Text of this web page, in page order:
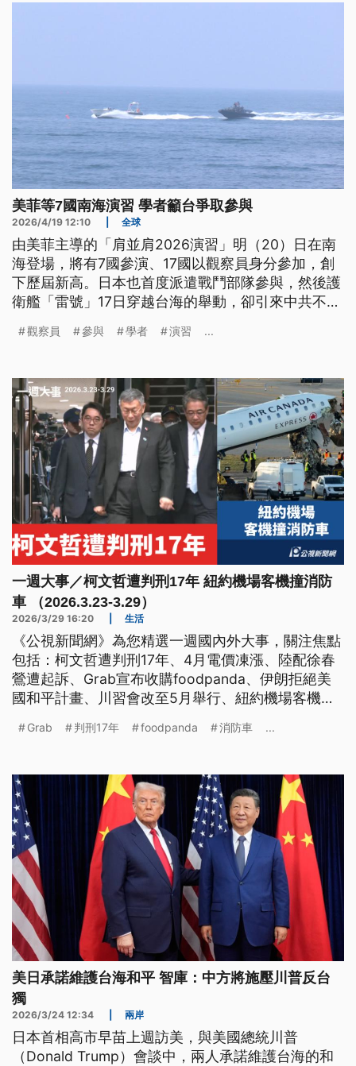
美菲等7國南海演習 學者籲台爭取參與
2026/4/19 12:10 全球
由美菲主導的「肩並肩2026演習」明（20）日在南
海登場，將有7國參演、17國以觀察員身分參加，創
下歷屆新高。日本也首度派遣戰鬥部隊參與，然後護
衛艦「雷號」17日穿越台海的舉動，卻引來中共不
肩聯合演習，展現各國反制中共在南海的軍事擴張，
觀察員 參與 學者 演習 ...
一週大事／柯文哲遭判刑17年 紐約機場客機撞消防
車 （2026.3.23-3.29）
2026/3/29 16:20 生活
《公視新聞網》為您精選一週國內外大事，關注焦點
包括：柯文哲遭判刑17年、4月電價凍漲、陸配徐春
鶯遭起訴、Grab宣布收購foodpanda、伊朗拒絕美
國和平計畫、川習會改至5月舉行、紐約機場客機與
Grab 判刑17年 foodpanda 消防車 ...
美日承諾維護台海和平 智庫：中方將施壓川普反台
獨
2026/3/24 12:34 兩岸
日本首相高市早苗上週訪美，與美國總統川普
（Donald Trump）會談中，兩人承諾維護台海的和